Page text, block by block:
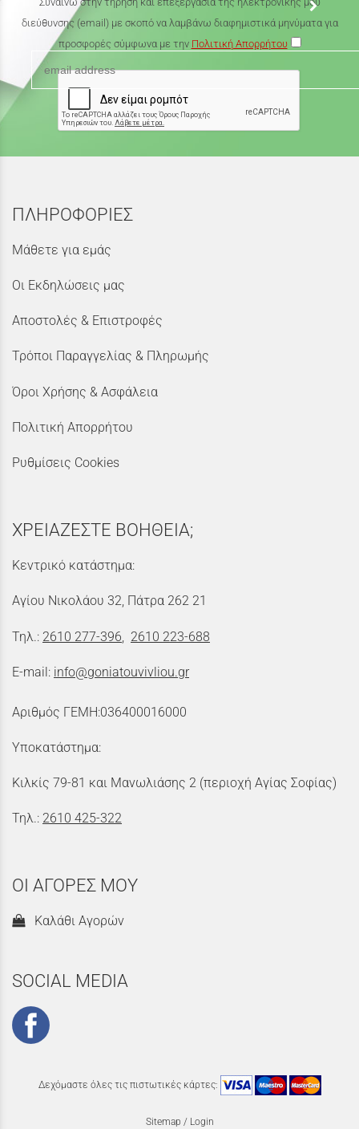
διεύθυνσης (email) με σκοπό να λαμβάνω διαφημιστικά μηνύματα για
προσφορές σύμφωνα με την Πολιτική Απορρήτου
ΠΛΗΡΟΦΟΡΙΕΣ
Μάθετε για εμάς
Οι Εκδηλώσεις μας
Αποστολές & Επιστροφές
Τρόποι Παραγγελίας & Πληρωμής
Όροι Χρήσης & Ασφάλεια
Πολιτική Απορρήτου
Ρυθμίσεις Cookies
ΧΡΕΙΑΖΕΣΤΕ ΒΟΗΘΕΙΑ;
Κεντρικό κατάστημα:
Αγίου Νικολάου 32, Πάτρα 262 21
Τηλ.: 2610 277-396 2610 223-688
E-mail: info@goniatouvivliou.gr
Αριθμός ΓΕΜΗ:036400016000
Υποκατάστημα:
Κιλκίς 79-81 και Μανωλιάσης 2 (περιοχή Αγίας Σοφίας)
Τηλ.: 2610 425-322
ΟΙ ΑΓΟΡΕΣ ΜΟΥ
Καλάθι Αγορών
SOCIAL MEDIA
Δεχόμαστε όλες τις πιστωτικές κάρτες:
Sitemap / Login